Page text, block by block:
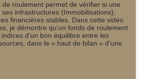
de roulement permet de vérifier si une
infrastructures (Immobilisations),
financières stables. Dans cette vidéo
je démontre qu’un fonds de roulement
indices d’un bon équilibre entre les
dans le « haut de bilan » d’une